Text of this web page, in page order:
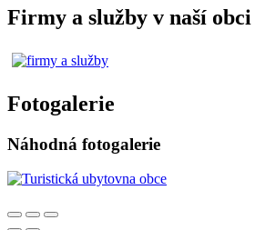
Firmy a služby v naší obci
Fotogalerie
Náhodná fotogalerie